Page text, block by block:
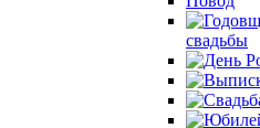
свадьбы